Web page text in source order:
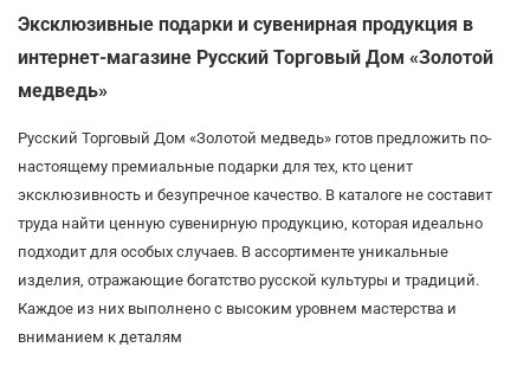
Эксклюзивные подарки и сувенирная продукция в
интернет-магазине Русский Торговый Дом «Золотой
медведь»
Русский Торговый Дом «Золотой медведь» готов предложить по-
настоящему премиальные подарки для тех, кто ценит
эксклюзивность и безупречное качество. В каталоге не составит
труда найти ценную сувенирную продукцию, которая идеально
подходит для особых случаев. В ассортименте уникальные
изделия, отражающие богатство русской культуры и традиций.
Каждое из них выполнено с высоким уровнем мастерства и
вниманием к деталям